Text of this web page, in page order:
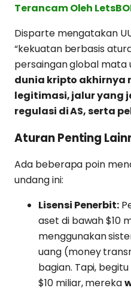
Terancam Oleh
Disparte mengatakan
“kekuatan berbasis
persaingan global mata
dunia kripto akhirnya
legitimasi, jalur yang
regulasi di AS, serta
Aturan Penting
Ada beberapa poin
undang ini:
Lisensi Penerbit:
aset di bawah $10
menggunakan
uang (money
bagian. Tapi,
$10 miliar, mereka